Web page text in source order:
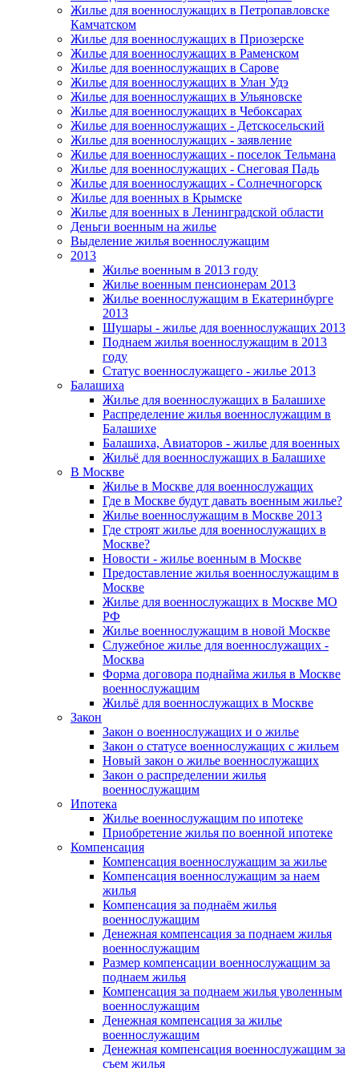
Жилье для военнослужащих в Петропавловске
Камчатском
Жилье для военнослужащих в Приозерске
Жилье для военнослужащих в Раменском
Жилье для военнослужащих в Сарове
Жилье для военнослужащих в Улан Удэ
Жилье для военнослужащих в Ульяновске
Жилье для военнослужащих в Чебоксарах
Жилье для военнослужащих - Детскосельский
Жилье для военнослужащих - заявление
Жилье для военнослужащих - поселок Тельмана
Жилье для военнослужащих - Снеговая Падь
Жилье для военнослужащих - Солнечногорск
Жилье для военных в Крымске
Жилье для военных в Ленинградской области
Деньги военным на жилье
Выделение жилья военнослужащим
2013
Жилье военным в 2013 году
Жилье военным пенсионерам 2013
Жилье военнослужащим в Екатеринбурге
2013
Шушары - жилье для военнослужащих 2013
Поднаем жилья военнослужащим в 2013
году
Статус военнослужащего - жилье 2013
Балашиха
Жилье для военнослужащих в Балашихе
Распределение жилья военнослужащим в
Балашихе
Балашиха, Авиаторов - жилье для военных
Жильё для военнослужащих в Балашихе
В Москве
Жилье в Москве для военнослужащих
Где в Москве будут давать военным жилье?
Жилье военнослужащим в Москве 2013
Где строят жилье для военнослужащих в
Москве?
Новости - жилье военным в Москве
Предоставление жилья военнослужащим в
Москве
Жилье для военнослужащих в Москве МО
РФ
Жилье военнослужащим в новой Москве
Служебное жилье для военнослужащих -
Москва
Форма договора поднайма жилья в Москве
военнослужащим
Жильё для военнослужащих в Москве
Закон
Закон о военнослужащих и о жилье
Закон о статусе военнослужащих с жильем
Новый закон о жилье военнослужащих
Закон о распределении жилья
военнослужащим
Ипотека
Жилье военнослужащим по ипотеке
Приобретение жилья по военной ипотеке
Компенсация
Компенсация военнослужащим за жилье
Компенсация военнослужащим за наем
жилья
Компенсация за поднаём жилья
военнослужащим
Денежная компенсация за поднаем жилья
военнослужащим
Размер компенсации военнослужащим за
поднаем жилья
Компенсация за поднаем жилья уволенным
военнослужащим
Денежная компенсация за жилье
военнослужащим
Денежная компенсация военнослужащим за
съем жилья